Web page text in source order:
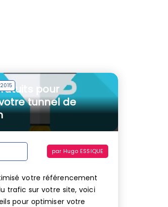
pour
tunnel de
par Hugo ESSIQUE
votre référencement
trafic sur votre site, voici
pour optimiser votre